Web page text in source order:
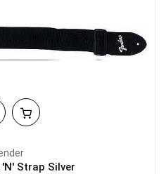
Strap Silver